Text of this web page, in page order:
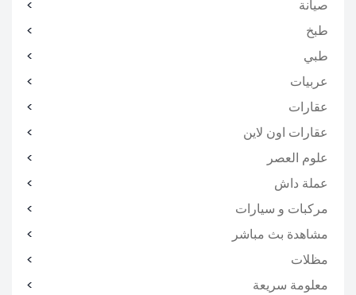
صيانة
طبخ
طبي
عربيات
عقارات
عقارات اون لاين
علوم العصر
عملة داش
مركبات و سيارات
مشاهدة بث مباشر
مظلات
معلومة سريعة